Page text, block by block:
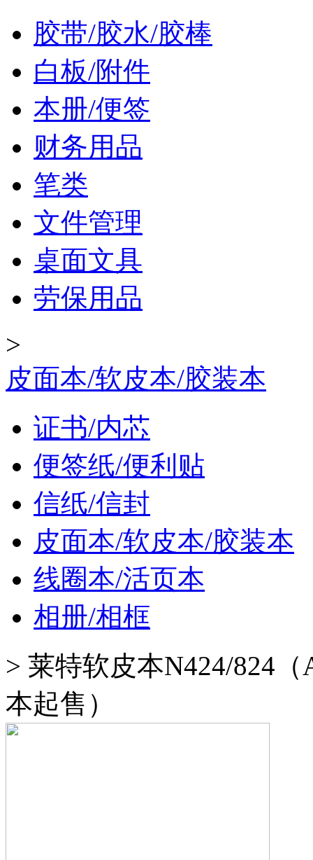
胶带/胶水/胶棒
白板/附件
本册/便签
财务用品
笔类
文件管理
桌面文具
劳保用品
>
皮面本/软皮本/胶装本
证书/内芯
便签纸/便利贴
信纸/信封
皮面本/软皮本/胶装本
线圈本/活页本
相册/相框
> 莱特软皮本N424/824
本起售）